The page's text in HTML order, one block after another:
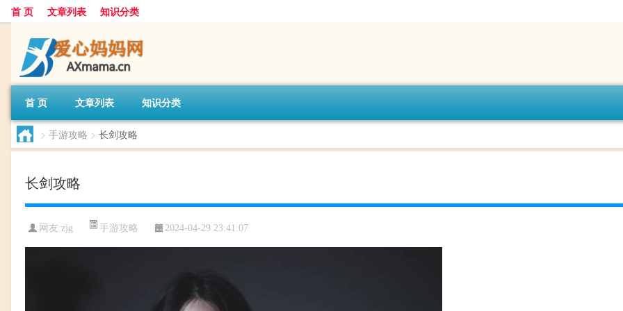
首 页 文章列表 知识分类
首 页 文章列表 知识分类
> 手游攻略 > 长剑攻略
长剑攻略
网友:zjg 手游攻略 2024-04-29 23:41:07